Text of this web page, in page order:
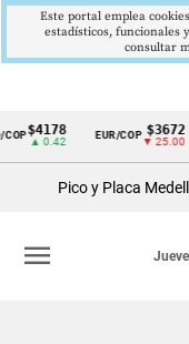
Cintillo
Colombia
$4178
▲ 0.42
EUR/COP $3672
▼ 25.00
Pico y Placa
menu
Este portal emplea
estadísticos, funcionales
consultar